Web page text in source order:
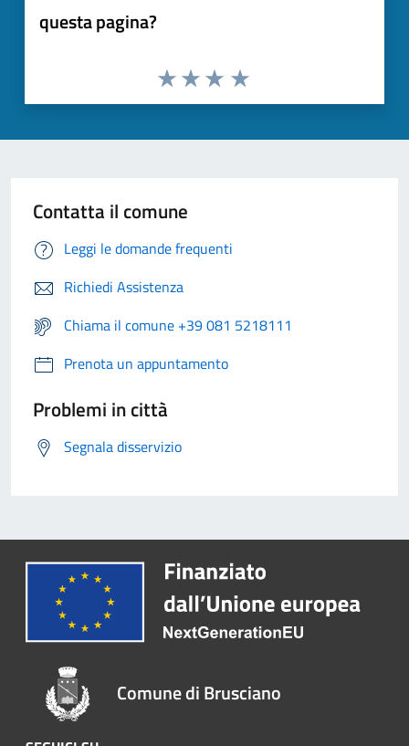
questa pagina?
Contatta il comune
Leggi le domande frequenti
Richiedi Assistenza
Chiama il comune +39 081 5218111
Prenota un appuntamento
Problemi in città
Segnala disservizio
Comune di Brusciano